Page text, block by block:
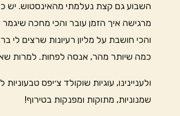
השבוע גם קצת נעלמתי מהאינסטוש. יש
מרגישה איך הזמן עובר והכי מחכה שיגמר
והכי חושבת על מליון רעיונות שרצים לי
כמה שיותר מהר, אנסה לפחות. למרות
ולעניינינו, עוגיות שוקולד צ׳יפס
שמנוניות, מתוקות ומפנקות בטירוף!